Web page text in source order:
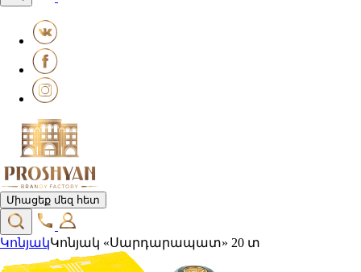
Միացեք մեզ հետ
ԿոնյակԿոնյակ «Սարդարապատ» 20 տ